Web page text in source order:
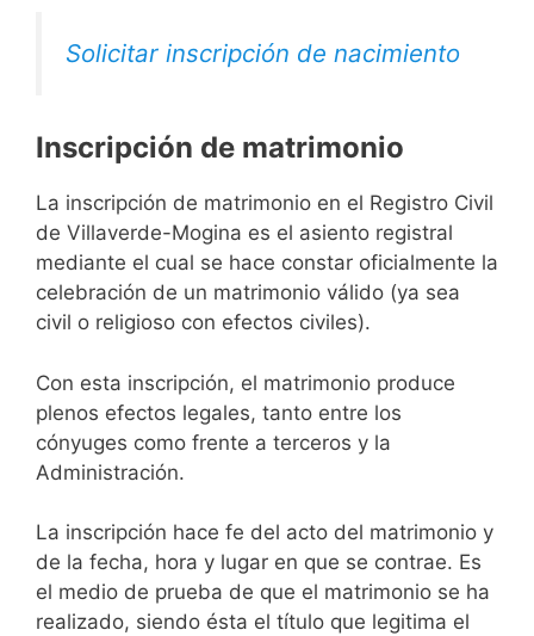
Solicitar inscripción de nacimiento
Inscripción de matrimonio
La inscripción de matrimonio en el Registro Civil
de Villaverde-Mogina es el asiento registral
mediante el cual se hace constar oficialmente la
celebración de un matrimonio válido (ya sea
civil o religioso con efectos civiles).
Con esta inscripción, el matrimonio produce
plenos efectos legales, tanto entre los
cónyuges como frente a terceros y la
Administración.
La inscripción hace fe del acto del matrimonio y
de la fecha, hora y lugar en que se contrae. Es
el medio de prueba de que el matrimonio se ha
realizado, siendo ésta el título que legitima el